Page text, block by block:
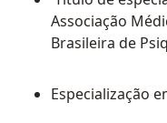
Associação
Brasileira de
Especialização